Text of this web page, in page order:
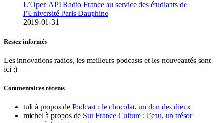
L’Open API Radio France au service des étudiants de
l’Université Paris Dauphine
2019-01-31
Restez informés
Les innovations radios, les meilleurs podcasts et les nouveautés sont
ici :)
Commentaires récents
tuli à propos de Podcast : le chocolat, un don des dieux
michel à propos de Sur France Culture : l’eau, un trésor